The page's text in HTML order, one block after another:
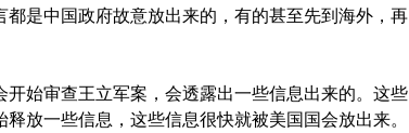
是中国政府故意放出来的，有的甚至先到海外，再
始审查王立军案，会透露出一些信息出来的。这些
放一些信息，这些信息很快就被美国国会放出来。